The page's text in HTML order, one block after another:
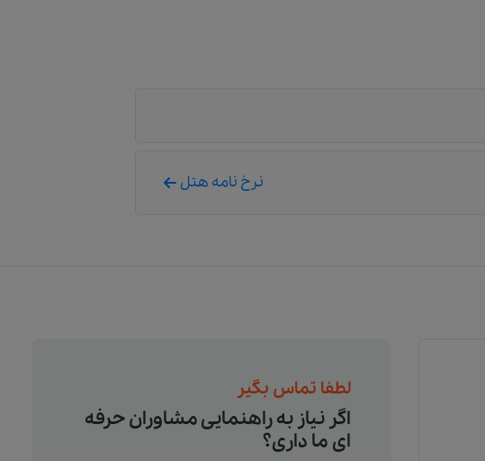
نرخ نامه هتل
لطفا تماس بگیر
اگر نیاز به راهنمایی مشاوران حرفه
ای ما داری؟